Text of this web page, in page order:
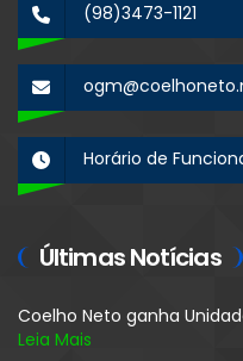
(98)3473-1121
Horário de
Últimas Notícias
Coelho Neto ganha
Leia Mais